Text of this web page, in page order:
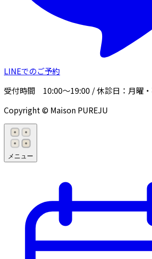
LINEでのご予約
受付時間 10:00〜19:00 / 休診日： 月曜
Copyright © Maison PUREJU
メニュー